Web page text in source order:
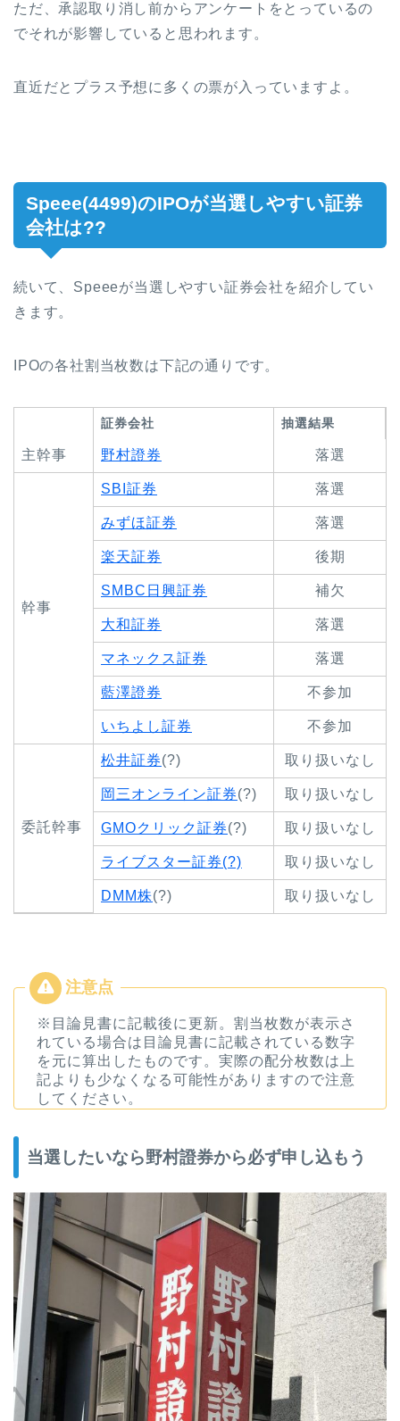
ただ、承認取り消し前からアンケートをとっているの
でそれが影響していると思われます。
直近だとプラス予想に多くの票が入っていますよ。
Speee(4499)のIPOが当選しやすい証券
会社は??
続いて、Speeeが当選しやすい証券会社を紹介してい
きます。
IPOの各社割当枚数は下記の通りです。
証券会社 抽選結果
主幹事 野村證券 落選
幹事
SBI証券 落選
みずほ証券 落選
楽天証券 後期
SMBC日興証券 補欠
大和証券 落選
マネックス証券 落選
藍澤證券 不参加
いちよし証券 不参加
委託幹事
松井証券(?) 取り扱いなし
岡三オンライン証券(?) 取り扱いなし
GMOクリック証券(?) 取り扱いなし
ライブスター証券(?) 取り扱いなし
DMM株(?) 取り扱いなし
※目論見書に記載後に更新。割当枚数が表示さ
れている場合は目論見書に記載されている数字
を元に算出したものです。実際の配分枚数は上
記よりも少なくなる可能性がありますので注意
してください。
当選したいなら野村證券から必ず申し込もう